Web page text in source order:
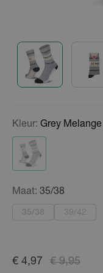
Kleur: Grey Melange
Maat: 35/38
35/38 39/42
€ 9,95
€ 4,97